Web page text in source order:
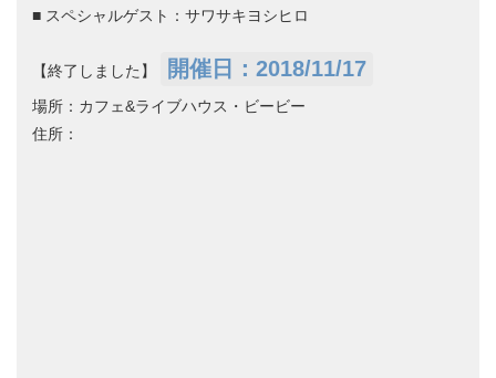
■ スペシャルゲスト：サワサキヨシヒロ
【終了しました】 開催日：2018/11/17
場所：カフェ&ライブハウス・ビービー
住所：